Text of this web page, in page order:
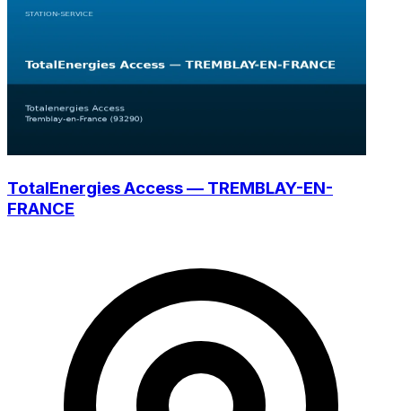
TotalEnergies Access — TREMBLAY-EN-
FRANCE